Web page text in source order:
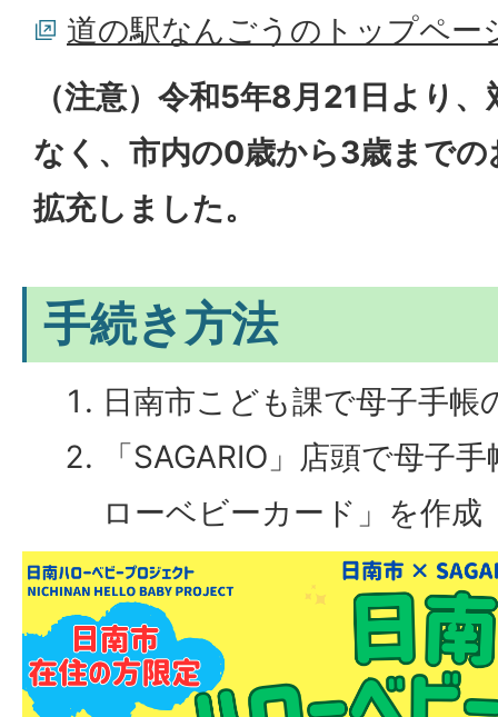
道の駅なんごうのトップペー
（注意）令和5年8月21日より
なく、市内の0歳から3歳まで
拡充しました。
手続き方法
日南市こども課で母子手帳
「SAGARIO」店頭で母子
ローベビーカード」を作成